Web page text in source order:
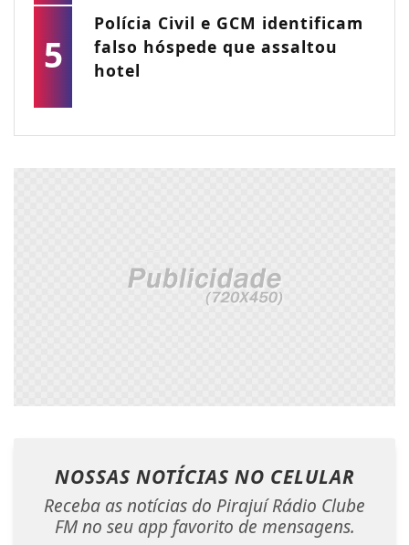
5
Polícia Civil e GCM identificam
falso hóspede que assaltou
hotel
NOSSAS NOTÍCIAS NO CELULAR
Receba as notícias do Pirajuí Rádio Clube
FM no seu app favorito de mensagens.